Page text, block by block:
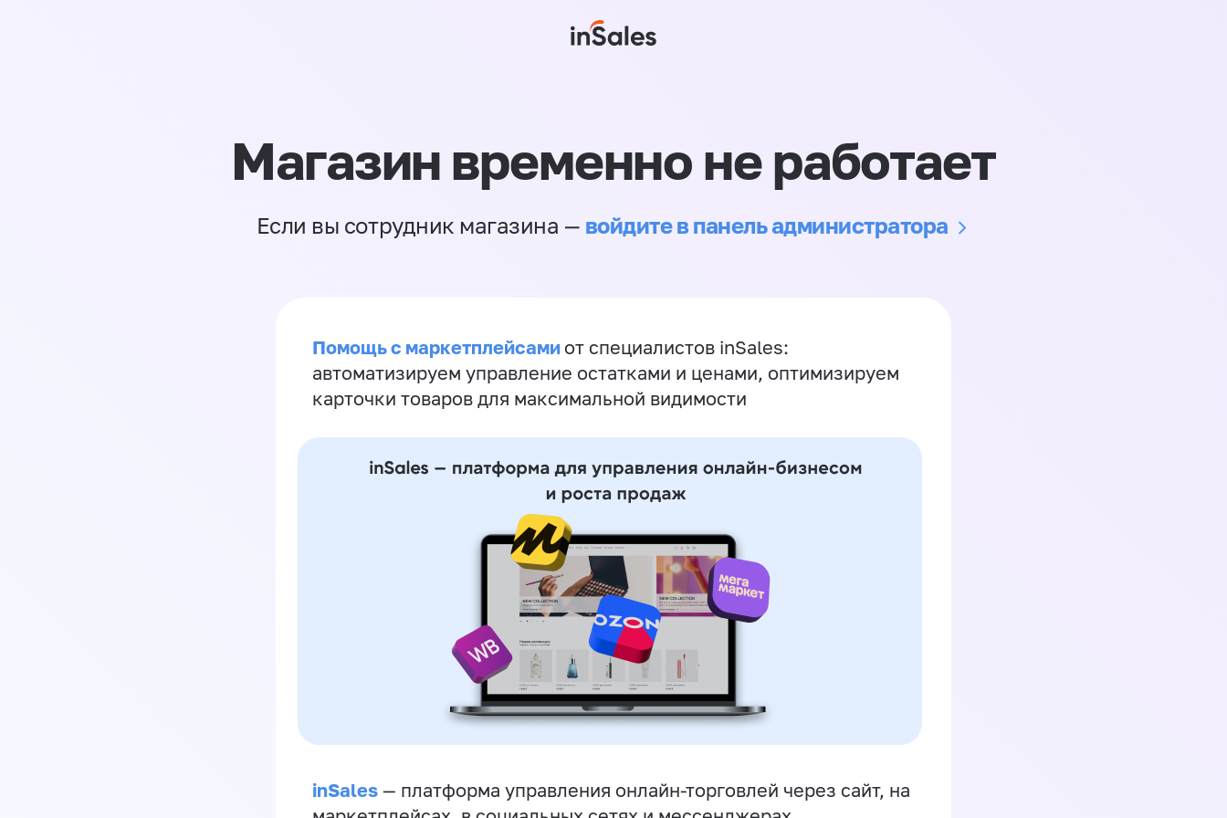
Магазин временно не работает
Если вы сотрудник магазина — войдите в панель администратора
Помощь с маркетплейсами от специалистов inSales:
автоматизируем управление остатками и ценами, оптимизируем
карточки товаров для максимальной видимости
inSales — платформа управления онлайн-торговлей через сайт, на